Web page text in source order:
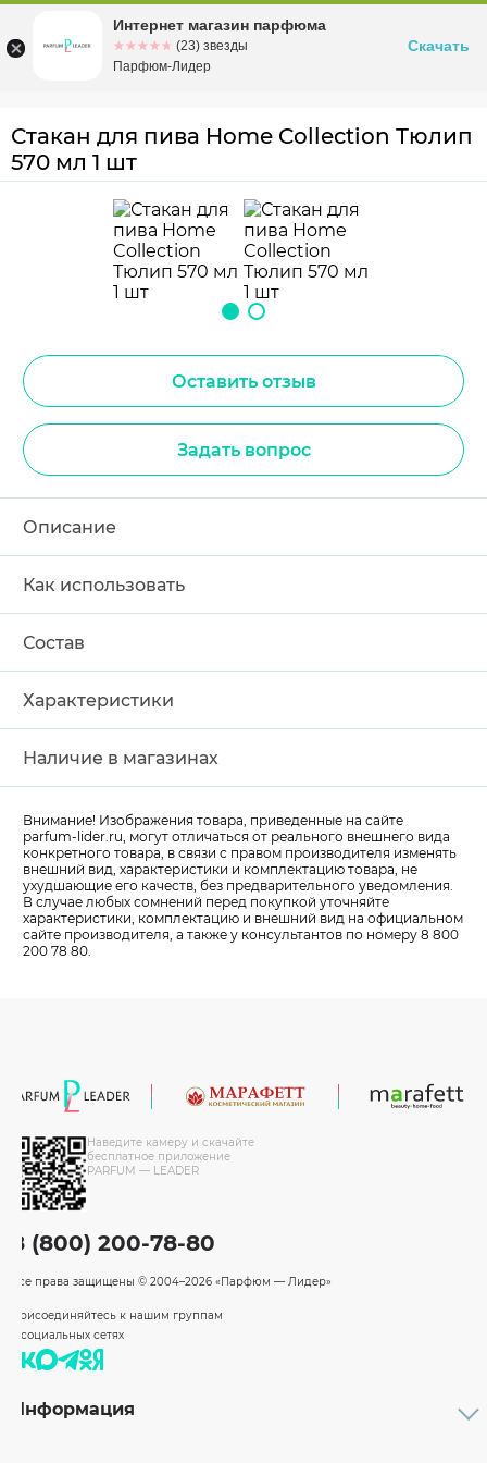
Омскул. Заозерная, 11, к. 1
Стакан для пива Home Collection Тюлип
570 мл 1 шт
Оставить отзыв
Задать вопрос
Описание
Как использовать
Состав
Характеристики
Наличие в магазинах
Внимание! Изображения товара, приведенные на сайте
parfum-lider.ru, могут отличаться от реального внешнего вида
конкретного товара, в связи с правом производителя изменять
внешний вид, характеристики и комплектацию товара, не
ухудшающие его качеств, без предварительного уведомления.
В случае любых сомнений перед покупкой уточняйте
характеристики, комплектацию и внешний вид на официальном
сайте производителя, а также у консультантов по номеру 8 800
200 78 80.
Наведите камеру и скачайте
бесплатное приложение
PARFUM — LEADER
8 (800) 200-78-80
Все права защищены © 2004–2026 «Парфюм — Лидер»
Присоединяйтесь к нашим группам
в социальных сетях
Информация
Интернет магазин парфюма
☆☆☆☆☆
★★★★★ (23) звезды
Парфюм-Лидер
Скачать